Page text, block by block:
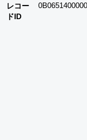
レコー
ドID